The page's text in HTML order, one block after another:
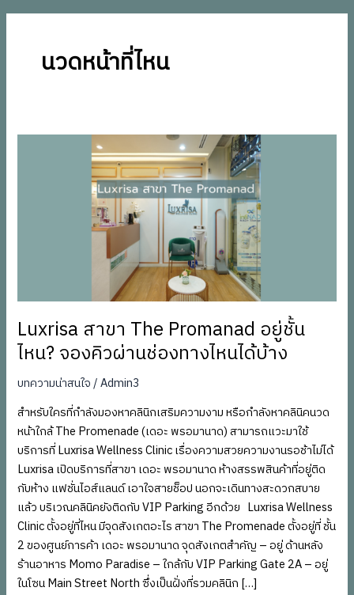
นวดหน้าที่ไหน
Luxrisa สาขา The Promanad อยู่ชั้น
ไหน? จองคิวผ่านช่องทางไหนได้บ้าง
บทความน่าสนใจ/Admin3
สำหรับใครที่กำลังมองหาคลินิกเสริมความงาม หรือกำลังหาคลินิคนวด
หน้าใกล้ The Promenade (เดอะ พรอมานาด) สามารถแวะมาใช้
บริการที่ Luxrisa Wellness Clinic เรื่องความสวยความงานรอช้าไม่ได้
Luxrisa เปิดบริการที่สาขา เดอะ พรอมานาด ห้างสรรพสินค้าที่อยู่ติด
กับห้าง แฟชั่นไอส์แลนด์ เอาใจสายช็อป นอกจะเดินทางสะดวกสบาย
แล้ว บริเวณคลินิคยังติดกับ VIP Parking อีกด้วย Luxrisa Wellness
Clinic ตั้งอยู่ที่ไหน มีจุดสังเกตอะไร สาขา The Promenade ตั้งอยู่ที่ ชั้น
2 ของศูนย์การค้า เดอะ พรอมานาด จุดสังเกตสำคัญ – อยู่ ด้านหลัง
ร้านอาหาร Momo Paradise – ใกล้กับ VIP Parking Gate 2A – อยู่
ในโซน Main Street North ซึ่งเป็นฝั่งที่รวมคลินิก […]
ช่อง
ทาง
ได้
บ้าง